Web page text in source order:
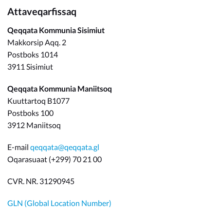
Attaveqarfissaq
Qeqqata Kommunia Sisimiut
Makkorsip Aqq. 2
Postboks 1014
3911 Sisimiut
Qeqqata Kommunia Maniitsoq
Kuuttartoq B1077
Postboks 100
3912 Maniitsoq
E-mail qeqqata@qeqqata.gl
Oqarasuaat (+299) 70 21 00
CVR. NR. 31290945
GLN (Global Location Number)